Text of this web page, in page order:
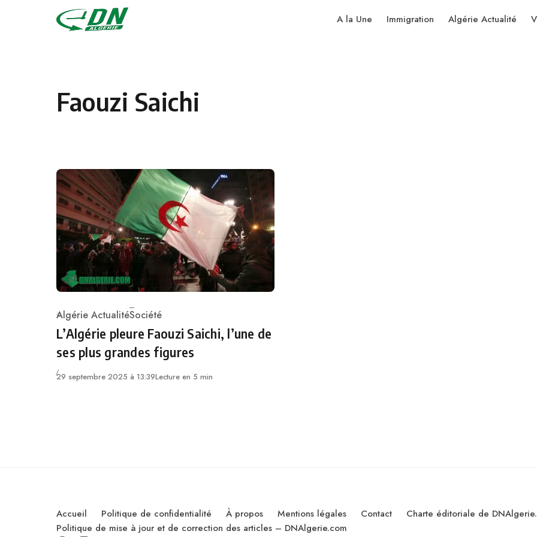
Skip to content
A la Une Immigration Algérie Actualité
Faouzi Saichi
Category
Algérie ActualitéSociété
L’Algérie pleure Faouzi Saichi, l’une de
ses plus grandes figures
29 septembre 2025 à 13:39Lecture en 5 min
Accueil Politique de confidentialité À propos Mentions légales Contact
Charte éditoriale de
Politique de mise à jour et de correction des articles – DNAlgerie.com